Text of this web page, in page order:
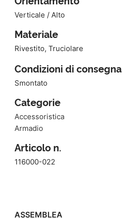
Verticale / Alto
Materiale
Rivestito, Truciolare
Condizioni di consegna
Smontato
Categorie
Accessoristica
Armadio
Articolo n.
116000-022
ASSEMBLEA